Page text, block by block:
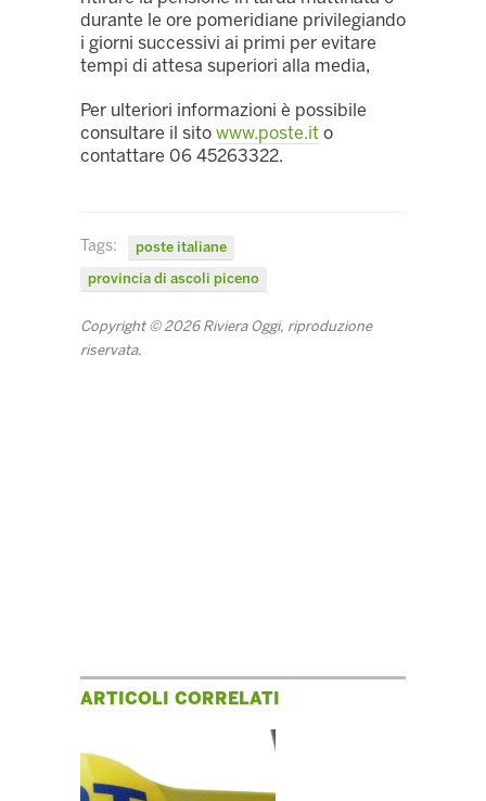
durante le ore pomeridiane privilegiando
i giorni successivi ai primi per evitare
tempi di attesa superiori alla media,
Per ulteriori informazioni è possibile
consultare il sito www.poste.it o
contattare 06 45263322.
Tags:
poste italiane
provincia di ascoli piceno
Copyright © 2026 Riviera Oggi, riproduzione
riservata.
ARTICOLI CORRELATI